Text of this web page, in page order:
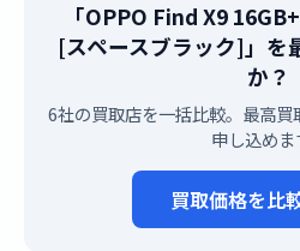
「OPPO Find X9
[スペースブラック]」を
か？
6社の買取店を一括比較。最高買
申し込めま
買取価格を比